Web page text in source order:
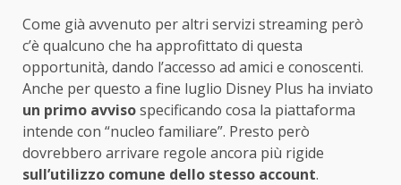
Come già avvenuto per altri servizi streaming però
c’è qualcuno che ha approfittato di questa
opportunità, dando l’accesso ad amici e conoscenti.
Anche per questo a fine luglio Disney Plus ha inviato
un primo avvisospecificando cosa la piattaforma
intende con “nucleo familiare”. Presto però
dovrebbero arrivare regole ancora più rigide
sull’utilizzo comune dello stesso account.